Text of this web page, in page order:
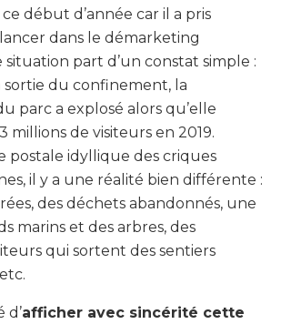
début d’année car il a pris
lancer dans le démarketing
part d’un constat simple :
sortie du confinement, la
parc a explosé alors qu’elle
millions de visiteurs en 2019.
postale idyllique des criques
il y a une réalité bien différente :
des déchets abandonnés, une
marins et des arbres, des
qui sortent des sentiers
d’afficher avec sincérité cette